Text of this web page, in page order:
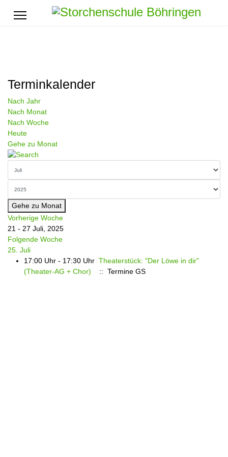
Terminkalender
Nach Jahr
Nach Monat
Nach Woche
Heute
Gehe zu Monat
Gehe zu Monat
Vorherige Woche
21 - 27 Juli, 2025
Folgende Woche
25. Juli
17:00 Uhr - 17:30 Uhr Theaterstück: "Der Löwe in dir"
(Theater-AG + Chor)
:: Termine GS